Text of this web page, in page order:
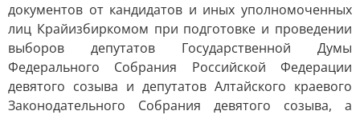
документов от кандидатов и иных уполномоченных
лиц Крайизбиркомом при подготовке и проведении
выборов депутатов Государственной Думы
Федерального Собрания Российской Федерации
девятого созыва и депутатов Алтайского краевого
Законодательного Собрания девятого созыва, а